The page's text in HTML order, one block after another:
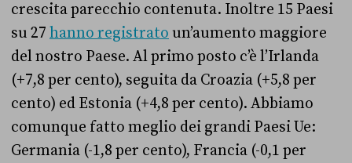
crescita parecchio contenuta. Inoltre 15 Paesi
su 27 hanno registrato un’aumento maggiore
del nostro Paese. Al primo posto c’è l’Irlanda
(+7,8 per cento), seguita da Croazia (+5,8 per
cento) ed Estonia (+4,8 per cento). Abbiamo
comunque fatto meglio dei grandi Paesi Ue:
Germania (-1,8 per cento), Francia (-0,1 per